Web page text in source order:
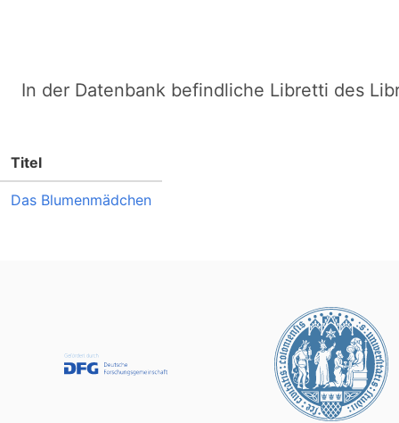
In der Datenbank befindliche Libretti des
Titel
Das Blumenmädchen